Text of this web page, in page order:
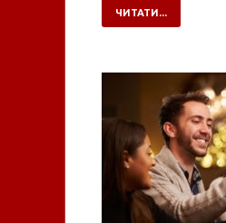
ЧИТАТИ...